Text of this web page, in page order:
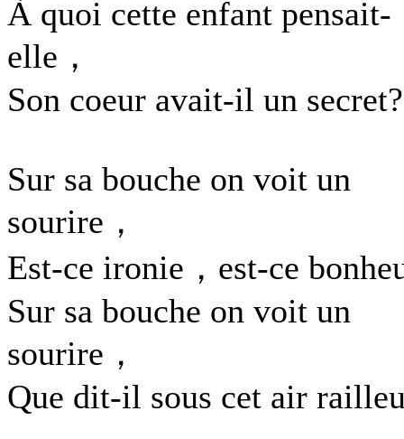
À quoi cette enfant pensait-
elle，
Son coeur avait-il un secret?
Sur sa bouche on voit un
sourire，
Est-ce ironie，est-ce
Sur sa bouche on voit un
sourire，
Que dit-il sous cet air